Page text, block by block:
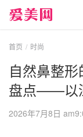
首页 时尚
自然鼻整
盘点——以
2026年7月8日